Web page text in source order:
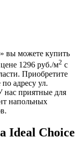
вы можете купить
1296 руб./м2 с
Приобретите
адресу ул.
нас приятные для
напольных
Ideal Choice